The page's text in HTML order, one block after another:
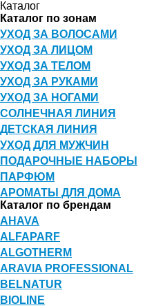
Каталог
Каталог по зонам
УХОД ЗА ВОЛОСАМИ
УХОД ЗА ЛИЦОМ
УХОД ЗА ТЕЛОМ
УХОД ЗА РУКАМИ
УХОД ЗА НОГАМИ
СОЛНЕЧНАЯ ЛИНИЯ
ДЕТСКАЯ ЛИНИЯ
УХОД ДЛЯ МУЖЧИН
ПОДАРОЧНЫЕ НАБОРЫ
ПАРФЮМ
АРОМАТЫ ДЛЯ ДОМА
Каталог по брендам
AHAVA
ALFAPARF
ALGOTHERM
ARAVIA PROFESSIONAL
BELNATUR
BIOLINE